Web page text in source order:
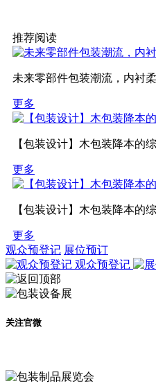
推荐阅读
未来零部件包装潮流，内衬
更多
【包装设计】木包装降本的
更多
【包装设计】木包装降本的
更多
观众预登记 展位预订
观众预登记
关注官微